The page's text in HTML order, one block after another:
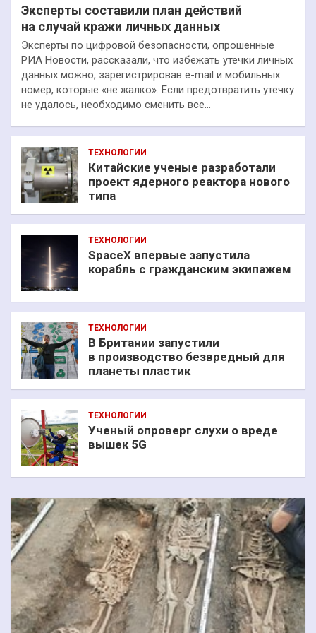
Эксперты составили план действий
на случай кражи личных данных
Эксперты по цифровой безопасности, опрошенные
РИА Новости, рассказали, что избежать утечки личных
данных можно, зарегистрировав e-mail и мобильных
номер, которые «не жалко». Если предотвратить утечку
не удалось, необходимо сменить все…
ТЕХНОЛОГИИ
Китайские ученые разработали
проект ядерного реактора нового
типа
ТЕХНОЛОГИИ
SpaceX впервые запустила
корабль с гражданским экипажем
ТЕХНОЛОГИИ
В Британии запустили
в производство безвредный для
планеты пластик
ТЕХНОЛОГИИ
Ученый опроверг слухи о вреде
вышек 5G